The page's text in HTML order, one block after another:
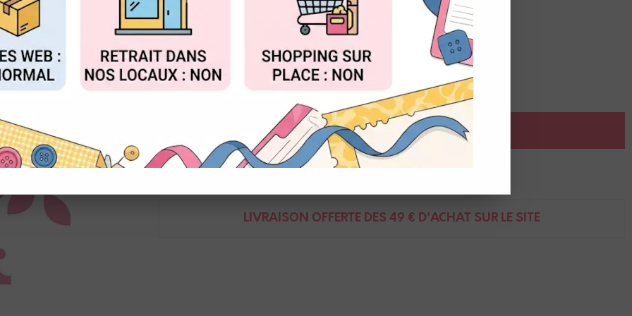
Réf. :COL1430
Matrices de coupe
baleine : 10 cm
Marianne design
AJOUTER AU PANIER
Demande de renseignement
LIVRAISON OFFERTE DÈS 49 € D'ACHAT SUR LE SITE
ACCEPTER TOUT